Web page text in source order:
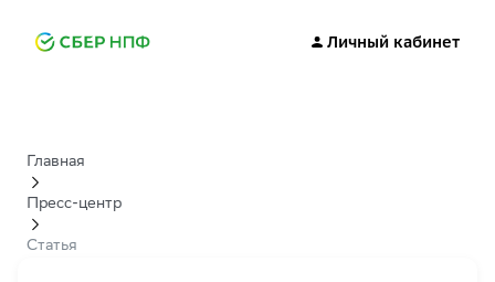
Личный кабинет
Главная
Пресс-центр
Статья